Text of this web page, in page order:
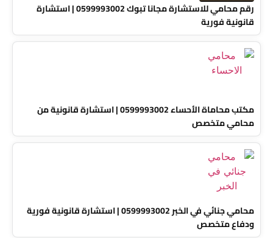
رقم محامي للاستشارة مجانا تبوك 0599993002 | استشارة
قانونية فورية
مكتب محاماة الأحساء 0599993002 | استشارة قانونية من
محامي متخصص
محامي جنائي في الخبر 0599993002 | استشارة قانونية فورية
ودفاع متخصص